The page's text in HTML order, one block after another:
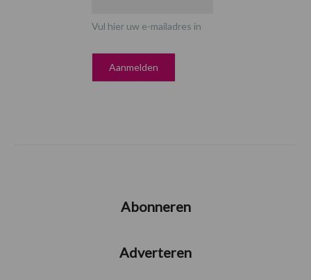
Vul hier uw e-mailadres in
Abonneren
Adverteren